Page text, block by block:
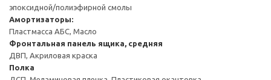
эпоксидной/полиэфирной смолы
Амортизаторы:
Пластмасса АБС, Масло
Фронтальная панель ящика, средняя
ДВП, Акриловая краска
Полка